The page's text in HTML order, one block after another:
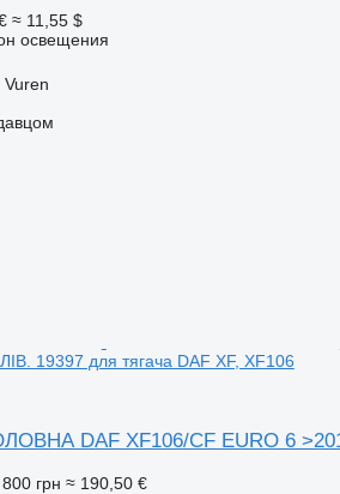
≈ 11,55 $
освещения
19397 для тягача DAF XF, XF106
DAF XF106/CF EURO 6
грн ≈ 190,50 €